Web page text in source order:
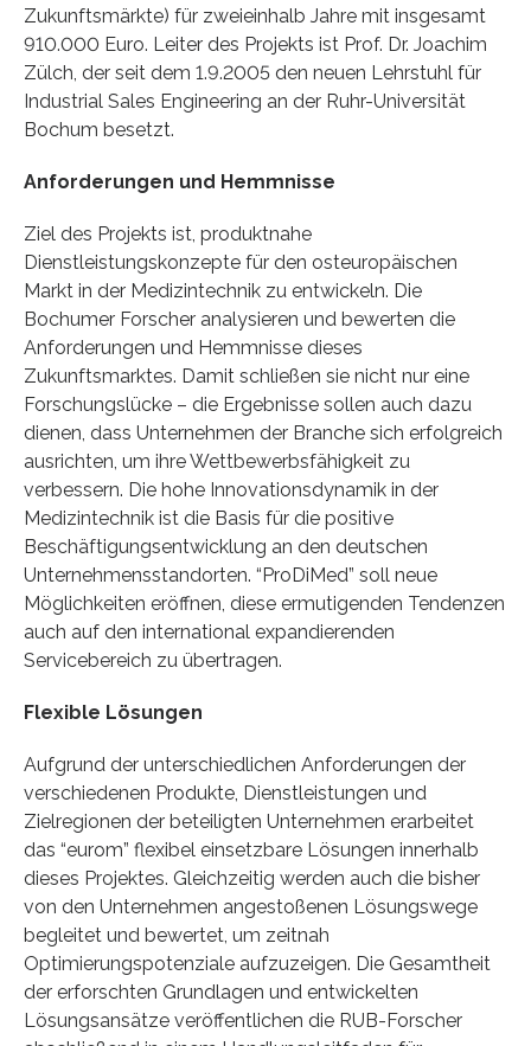
Zukunftsmärkte) für zweieinhalb Jahre mit insgesamt
910.000 Euro. Leiter des Projekts ist Prof. Dr. Joachim
Zülch, der seit dem 1.9.2005 den neuen Lehrstuhl für
Industrial Sales Engineering an der Ruhr-Universität
Bochum besetzt.
Anforderungen und Hemmnisse
Ziel des Projekts ist, produktnahe
Dienstleistungskonzepte für den osteuropäischen
Markt in der Medizintechnik zu entwickeln. Die
Bochumer Forscher analysieren und bewerten die
Anforderungen und Hemmnisse dieses
Zukunftsmarktes. Damit schließen sie nicht nur eine
Forschungslücke – die Ergebnisse sollen auch dazu
dienen, dass Unternehmen der Branche sich erfolgreich
ausrichten, um ihre Wettbewerbsfähigkeit zu
verbessern. Die hohe Innovationsdynamik in der
Medizintechnik ist die Basis für die positive
Beschäftigungsentwicklung an den deutschen
Unternehmensstandorten. “ProDiMed” soll neue
Möglichkeiten eröffnen, diese ermutigenden Tendenzen
auch auf den international expandierenden
Servicebereich zu übertragen.
Flexible Lösungen
Aufgrund der unterschiedlichen Anforderungen der
verschiedenen Produkte, Dienstleistungen und
Zielregionen der beteiligten Unternehmen erarbeitet
das “eurom” flexibel einsetzbare Lösungen innerhalb
dieses Projektes. Gleichzeitig werden auch die bisher
von den Unternehmen angestoßenen Lösungswege
begleitet und bewertet, um zeitnah
Optimierungspotenziale aufzuzeigen. Die Gesamtheit
der erforschten Grundlagen und entwickelten
Lösungsansätze veröffentlichen die RUB-Forscher